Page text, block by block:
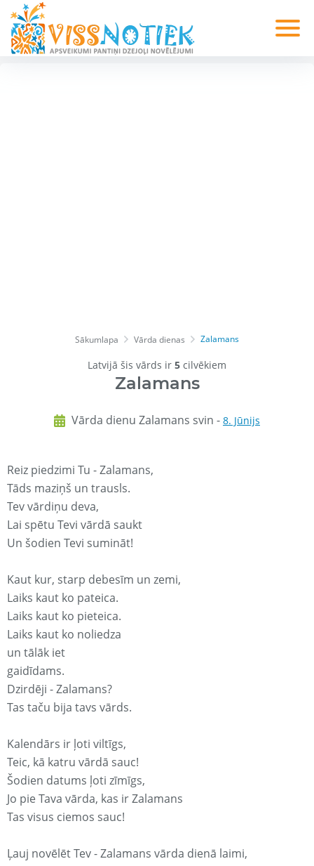
Sākumlapa Vārda dienas Zalamans
Latvijā šis vārds ir 5 cilvēkiem
Zalamans
Vārda dienu Zalamans svin - 8. Jūnijs
Reiz piedzimi Tu - Zalamans,
Tāds maziņš un trausls.
Tev vārdiņu deva,
Lai spētu Tevi vārdā saukt
Un šodien Tevi sumināt!
Kaut kur, starp debesīm un zemi,
Laiks kaut ko pateica.
Laiks kaut ko pieteica.
Laiks kaut ko noliedza
un tālāk iet
gaidīdams.
Dzirdēji - Zalamans?
Tas taču bija tavs vārds.
Kalendārs ir ļoti viltīgs,
Teic, kā katru vārdā sauc!
Šodien datums ļoti zīmīgs,
Jo pie Tava vārda, kas ir Zalamans
Tas visus ciemos sauc!
Ļauj novēlēt Tev - Zalamans vārda dienā laimi,